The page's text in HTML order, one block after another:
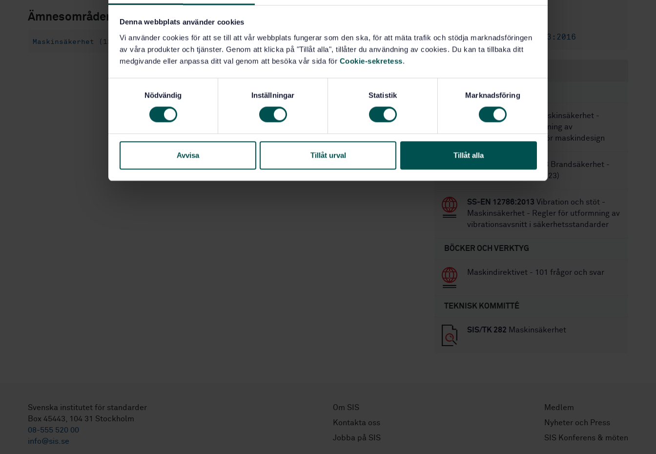
Denna webbplats använder cookies
Vi använder cookies för att se till att vår webbplats fungerar som den ska, för att mäta trafik och stödja marknadsföringen
av våra produkter och tjänster. Genom att klicka på "Tillåt alla", tillåter du användning av cookies. Du kan ta tillbaka ditt
medgivande eller anpassa ditt val genom att besöka vår sida för Cookie-sekretess.
s
Nödvändig Inställningar Statistik Marknadsföring
Avvisa Tillåt urval Tillåt alla
Ämnesområden
Maskinsäkerhet (13.110) Allmänt (13.220.01) Gruppstandarder, typ B (14.070)
Ersätter: SS-EN ISO 19353:2016
STANDARDER
SS-EN 13861:2011
Maskinsäkerhet -
Vägledning för tillämpning av
ergonomistandarder för maskindesign
SS-EN ISO 13943:2023 Brandsäkerhet -
Ordlista (ISO 13943:2023)
SS-EN 12786:2013 Vibration och stöt -
Maskinsäkerhet - Regler för utformning av
vibrationsavsnitt i säkerhetsstandarder
BÖCKER OCH VERKTYG
Maskindirektivet - 101 frågor och svar
TEKNISK KOMMITTÉ
SIS/TK 282 Maskinsäkerhet
Svenska institutet för standarder
Box 45443, 104 31 Stockholm
08-555 520 00
info@sis.se
Om SIS
Kontakta oss
Jobba på SIS
Medlem
Nyheter och Press
SIS Konferens & möten